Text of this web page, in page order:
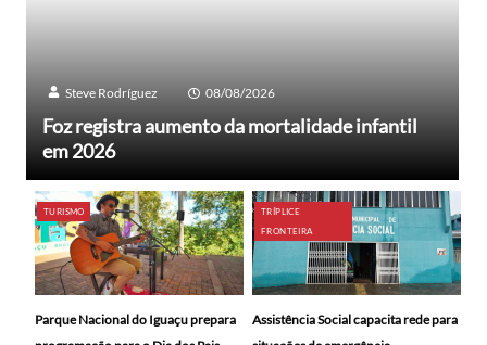
Steve Rodríguez 08/08/2026
Foz registra aumento da mortalidade infantil
em 2026
TURISMO
Parque Nacional do Iguaçu prepara
TRÍPLICE
FRONTEIRA
Assistência Social capacita rede para